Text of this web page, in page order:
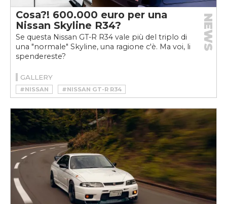
Cosa?! 600.000 euro per una
Nissan Skyline R34?
Se questa Nissan GT-R R34 vale più del triplo di
una "normale" Skyline, una ragione c'è. Ma voi, li
spendereste?
NEWS
GALLERY
#NISSAN #NISSAN GT-R R34